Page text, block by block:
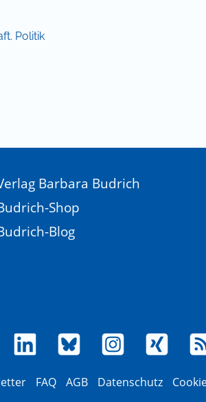
Politik
Barbara Budrich
Shop
Blog
FAQ AGB Datenschutz